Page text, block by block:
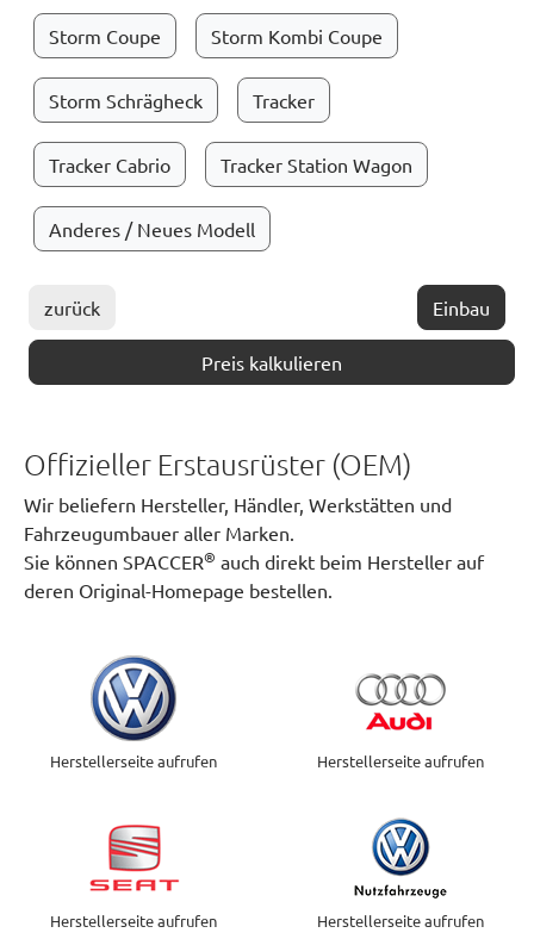
Storm Coupe Storm Kombi Coupe
Storm Schrägheck Tracker
Tracker Cabrio Tracker Station Wagon
Anderes / Neues Modell
zurück Einbau
Preis kalkulieren
Offizieller Erstausrüster (OEM)
Wir beliefern Hersteller, Händler, Werkstätten und
Fahrzeugumbauer aller Marken.
Sie können SPACCER® auch direkt beim Hersteller auf
deren Original-Homepage bestellen.
Herstellerseite aufrufen Herstellerseite aufrufen
Herstellerseite aufrufen Herstellerseite aufrufen